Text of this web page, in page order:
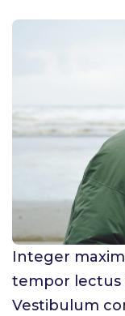
Integer
tempor lectus
Vestibulum